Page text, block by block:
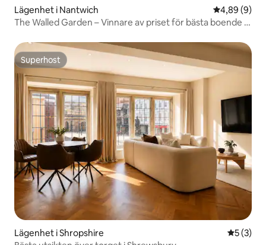
Lägenhet i Nantwich 4,89 av 5 i
4,89 (9)
The Walled Garden – Vinnare av priset för bästa boende i
Superhost
Superhost
Lägenhet i Shropshire 5 av 5 i
5 (3)